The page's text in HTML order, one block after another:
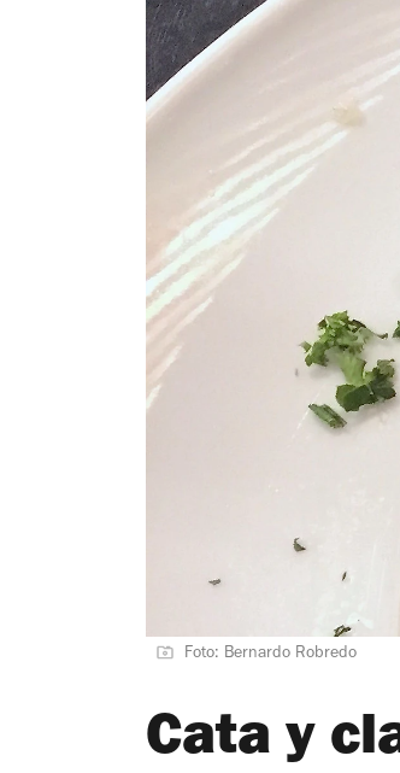
Foto: Bernardo Robredo
Cata y